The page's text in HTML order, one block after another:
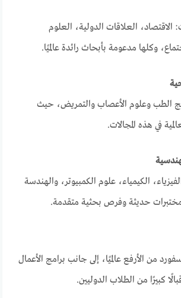
العلاقات الدولية، العلوم
وكلها مدعومة بأبحاث رائدة عالميًا.
الطب وعلوم الأعصاب والتمريض، حيث
في هذه المجالات.
الكيمياء، علوم الكمبيوتر، والهندسة
حديثة وفرص بحثية متقدمة.
من الأرفع عالميًا، إلى جانب برامج الأعمال
كبيرًا من الطلاب الدوليين.